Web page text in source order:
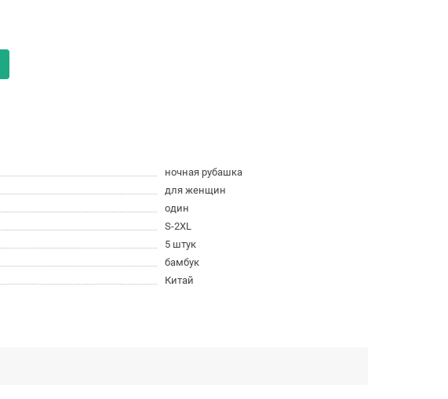
ночная рубашка
для женщин
один
S-2XL
5 штук
бамбук
Китай